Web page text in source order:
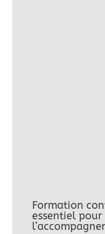
Formation
essentiel pour